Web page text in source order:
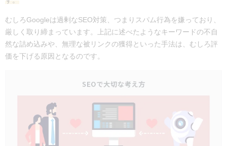
9-1.AIへの最適化（LLMO）の重要度が高まる
9-2.「知る」と「行う」の分業化が進む
9-3.インテントマッチからコンテキストマッチへ
9-4.一次情報と実体験の重要度が増す
第10章：実際のSEO対策の施策事例
10-1.オウンドメディアの事例｜シナジーマーケティング株式会
10-2.通信系サービスサイトの事例｜西日本電信電話株式会社
（NTT西日本）
むしろGoogleは過剰なSEO対策、つまりスパム行為を嫌っており、
厳しく取り締まっています。上記に述べたようなキーワードの不自
然な詰め込みや、無理な被リンクの獲得といった手法は、むしろ評
価を下げる原因となるのです。